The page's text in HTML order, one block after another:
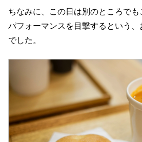
ちなみに、この日は別のところで
パフォーマンスを目撃するという
でした。